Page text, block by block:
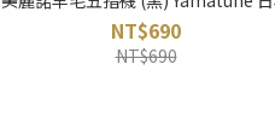
NT$690
NT$690